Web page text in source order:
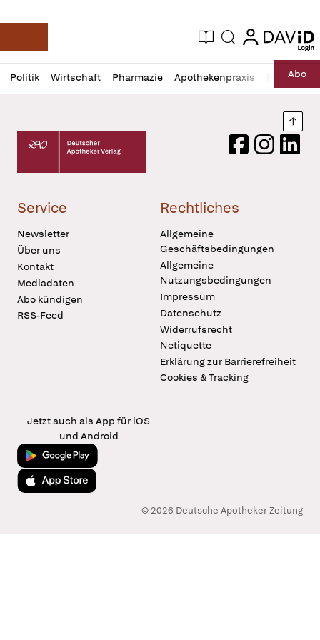
Deutsche Apotheker Zeitung
Aktuelle Ausgabe
Suche login
login
Politik Wirtschaft Pharmazie Apothekenpraxis RechtAbo
Profil
öffnen
Daz
Pur
Deutscher Apotheker Verlag Logo
FacebookInstagram
Service
Newsletter
Über uns
Kontakt
Mediadaten
Abo kündigen
RSS-Feed
Rechtliches
Allgemeine
Geschäftsbedingungen
Allgemeine
Nutzungsbedingungen
Impressum
Datenschutz
Widerrufsrecht
Netiquette
Erklärung zur Barrierefreiheit
Cookies & Tracking
Jetzt auch als App für iOS
und Android
Jetzt bei Google Play
Laden im App Store
© 2026 Deutsche Apotheker Zeitung